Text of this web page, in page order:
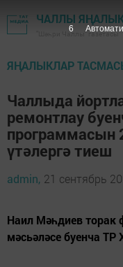
ЧАЛЛЫ
"Шәһри Чаллы" газетасы
ЯҢАЛЫКЛАР
Чаллыда
ремонтлау
программасын
үтәлергә тиеш
admin, 21 сентябрь
Наил Мәһдиев торак
мәсьәләсе буенча ТР
5